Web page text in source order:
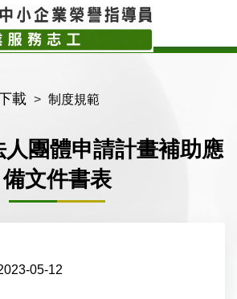
載 制度規範
人團體申請計畫補助應
備文件書表
05-12